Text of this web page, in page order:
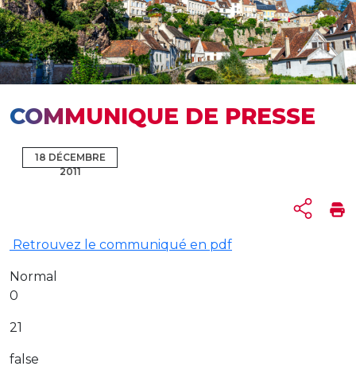
COMMUNIQUE DE PRESSE
18 DÉCEMBRE
2011
Retrouvez le communiqué en pdf
Normal
0
21
false